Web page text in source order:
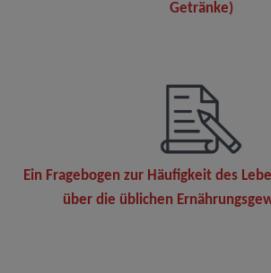
Getränke)
Ein Fragebogen zur Häufigkeit des
über die üblichen